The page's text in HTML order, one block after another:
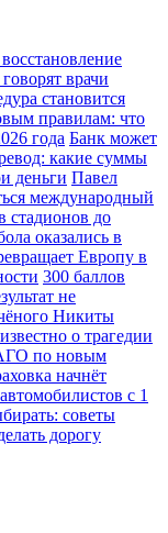
врачи
становится
правилам: что
года Банк может
какие суммы
деньги Павел
международный
стадионов до
оказались в
Европу в
300 баллов
не
Никиты
о трагедии
по новым
начнёт
с 1
советы
дорогу